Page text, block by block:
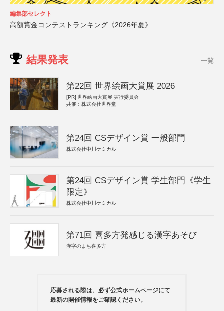
編集部セレクト
高額賞金コンテストランキング《2026年夏》
結果発表 一覧
第22回 世界絵画大賞展 2026
[PR] 世界絵画大賞展 実行委員会
共催：株式会社世界堂
第24回 CSデザイン賞 一般部門
株式会社中川ケミカル
第24回 CSデザイン賞 学生部門《学生
限定》
株式会社中川ケミカル
第71回 喜多方発感じる漢字あそび
漢字のまち喜多方
応募される際は、必ず公式ホームページにて
最新の開催情報をご確認ください。